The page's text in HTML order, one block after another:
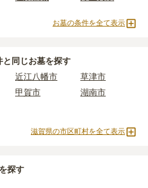
納める儀式のための費用。僧侶に渡
契約後、毎年発生するケースがあり
方によって大きく変わるため、見
額以外にかかる費用はないか」を
30万円程度です。
臨済宗
民営霊園
3人用区画あり
お墓の条件を全て表示
と同じお墓を探す
近江八幡市
草津市
甲賀市 湖南市
滋賀県の市区町村を全て表示
探す